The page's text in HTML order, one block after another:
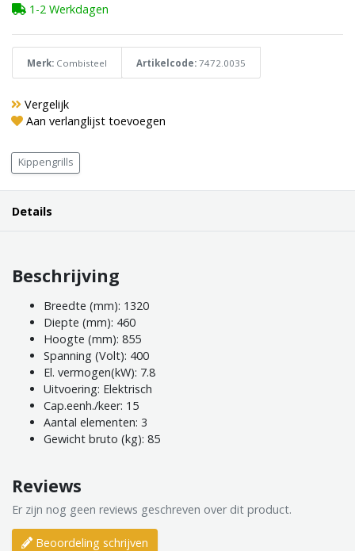
1-2 Werkdagen
Merk: Combisteel Artikelcode: 7472.0035
Vergelijk
Aan verlanglijst toevoegen
Kippengrills
Details
Beschrijving
Breedte (mm): 1320
Diepte (mm): 460
Hoogte (mm): 855
Spanning (Volt): 400
El. vermogen(kW): 7.8
Uitvoering: Elektrisch
Cap.eenh./keer: 15
Aantal elementen: 3
Gewicht bruto (kg): 85
Reviews
Er zijn nog geen reviews geschreven over dit product.
Beoordeling schrijven